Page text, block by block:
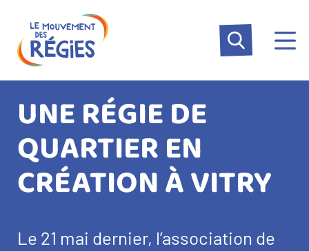
contenu
principal
UNE RÉGIE DE
QUARTIER EN
CRÉATION À VITRY
Le 21 mai dernier, l’association de